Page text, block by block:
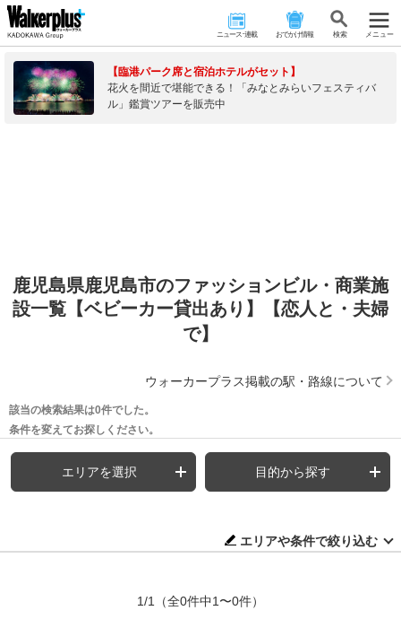
ニュース･連載 おでかけ情報 検 索 メニュー
【臨港パーク席と宿泊ホテルがセット】
花火を間近で堪能できる！「みなとみらいフェスティバ
ル」鑑賞ツアーを販売中
鹿児島県鹿児島市のファッションビル・商業施
設一覧【ベビーカー貸出あり】【恋人と・夫婦
で】
ウォーカープラス掲載の駅・路線について
該当の検索結果は0件でした。
条件を変えてお探しください。
エリアを選択 目的から探す
エリアや条件で絞り込む
1/1 （全0件中1〜0件）